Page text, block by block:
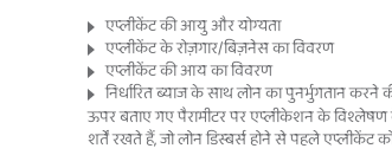
एप्लीकेंट की आयु और योग्यता
एप्लीकेंट के रोज़गार/बिज़नेस का विवरण
एप्लीकेंट की आय का विवरण
निर्धारित ब्याज के साथ लोन का पुनर्भुगतान करने
ऊपर बताए गए पैरामीटर पर एप्लीकेशन के
शर्तें रखते हैं, जो लोन डिस्बर्स होने से पहले एप्लीकेंट